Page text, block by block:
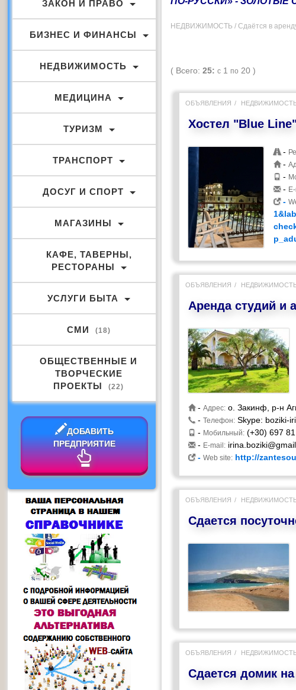
НЕДВИЖИМОСТЬ / Сдаётся в
( Всего:25: с 1 по 20 )
ОБЪЯВЛЕНИЯ
Хостел "Blue
-
-
-
-
-
ОБЪЯВЛЕНИЯ
Аренда студий и
-Адрес: о. Закинф, р-н
-Телефон: Skype: boziki-
- Мобильный: (+30) 697
- E-mail:
-Web site: http://
ОБЪЯВЛЕНИЯ
Сдается
ОБЪЯВЛЕНИЯ
Сдается домик
ЗАКОН И ПРАВО
БИЗНЕС И ФИНАНСЫ
НЕДВИЖИМОСТЬ
МЕДИЦИНА
ТУРИЗМ
ТРАНСПОРТ
ДОСУГ И СПОРТ
МАГАЗИНЫ
КАФЕ, ТАВЕРНЫ,
РЕСТОРАНЫ
УСЛУГИ БЫТА
СМИ (18)
ОБЩЕСТВЕННЫЕ И
ТВОРЧЕСКИЕ
ПРОЕКТЫ
(22)
ДОБАВИТЬ
ПРЕДПРИЯТИЕ